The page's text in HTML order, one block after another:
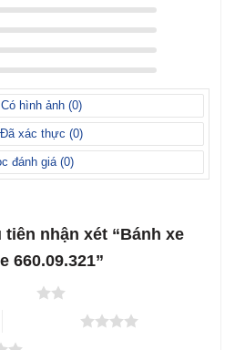
Có hình ảnh (0)
Đã xác thực (0)
đánh giá (0)
nhận xét “Bánh xe
660.09.321”